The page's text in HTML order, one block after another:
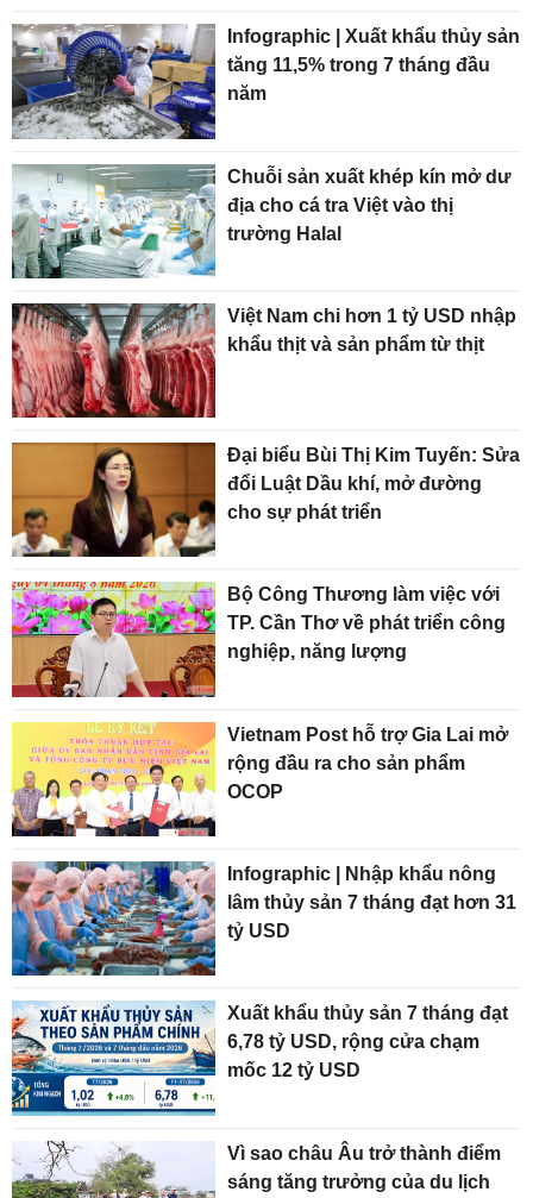
Infographic | Xuất khẩu thủy sản
tăng 11,5% trong 7 tháng đầu
năm
Chuỗi sản xuất khép kín mở dư
địa cho cá tra Việt vào thị
trường Halal
Việt Nam chi hơn 1 tỷ USD nhập
khẩu thịt và sản phẩm từ thịt
Đại biểu Bùi Thị Kim Tuyến: Sửa
đổi Luật Dầu khí, mở đường
cho sự phát triển
Bộ Công Thương làm việc với
TP. Cần Thơ về phát triển công
nghiệp, năng lượng
Vietnam Post hỗ trợ Gia Lai mở
rộng đầu ra cho sản phẩm
OCOP
Infographic | Nhập khẩu nông
lâm thủy sản 7 tháng đạt hơn 31
tỷ USD
Xuất khẩu thủy sản 7 tháng đạt
6,78 tỷ USD, rộng cửa chạm
mốc 12 tỷ USD
Vì sao châu Âu trở thành điểm
sáng tăng trưởng của du lịch